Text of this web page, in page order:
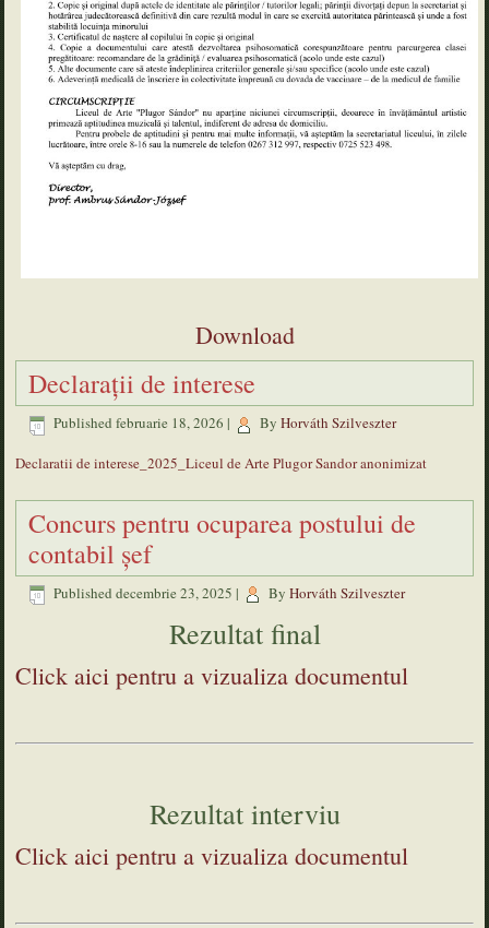
Download
Declarații de interese
Published februarie 18, 2026 | By Horváth Szilveszter
Declaratii de interese_2025_Liceul de Arte Plugor Sandor anonimizat
Concurs pentru ocuparea postului de
contabil șef
Published decembrie 23, 2025 | By Horváth Szilveszter
Rezultat final
Click aici pentru a vizualiza documentul
Rezultat interviu
Click aici pentru a vizualiza documentul